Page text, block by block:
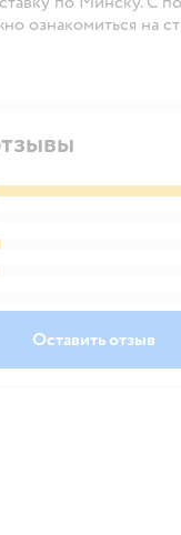
ознакомиться на
Оставить отзыв